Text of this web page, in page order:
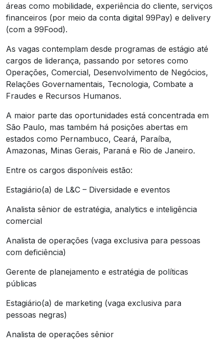
áreas como mobilidade, experiência do cliente, serviços
financeiros (por meio da conta digital 99Pay) e delivery
(com a 99Food).
As vagas contemplam desde programas de estágio até
cargos de liderança, passando por setores como
Operações, Comercial, Desenvolvimento de Negócios,
Relações Governamentais, Tecnologia, Combate a
Fraudes e Recursos Humanos.
A maior parte das oportunidades está concentrada em
São Paulo, mas também há posições abertas em
estados como Pernambuco, Ceará, Paraíba,
Amazonas, Minas Gerais, Paraná e Rio de Janeiro.
Entre os cargos disponíveis estão:
Estagiário(a) de L&C – Diversidade e eventos
Analista sênior de estratégia, analytics e inteligência
comercial
Analista de operações (vaga exclusiva para pessoas
com deficiência)
Gerente de planejamento e estratégia de políticas
públicas
Estagiário(a) de marketing (vaga exclusiva para
pessoas negras)
Analista de operações sênior